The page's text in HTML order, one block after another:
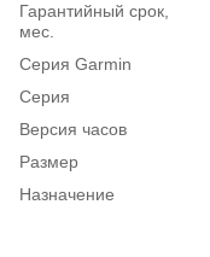
Гарантийный срок,
мес.
Серия Garmin
Серия
Версия часов
Размер
Назначение